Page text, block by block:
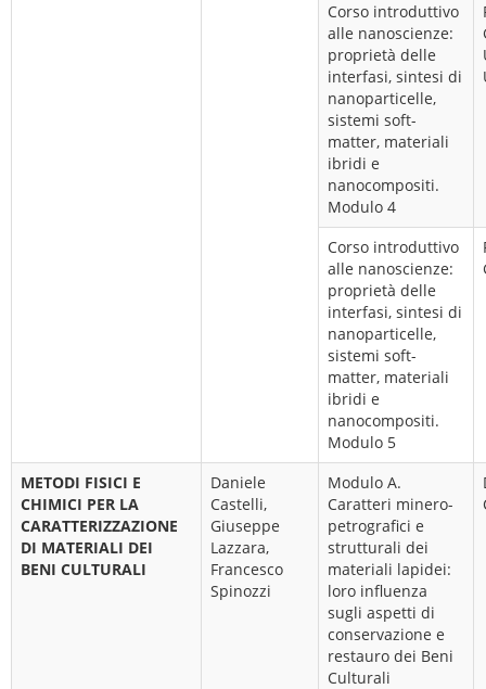
Corso introduttivo
alle nanoscienze:
proprietà delle
interfasi, sintesi di
nanoparticelle,
sistemi soft-
matter, materiali
ibridi e
nanocompositi.
Modulo 4
Corso introduttivo
alle nanoscienze:
proprietà delle
interfasi, sintesi di
nanoparticelle,
sistemi soft-
matter, materiali
ibridi e
nanocompositi.
Modulo 5
METODI FISICI E
CHIMICI PER LA
CARATTERIZZAZIONE
DI MATERIALI DEI
BENI CULTURALI
Daniele
Castelli,
Giuseppe
Lazzara,
Francesco
Spinozzi
Modulo A.
Caratteri minero-
petrografici e
strutturali dei
materiali lapidei:
loro influenza
sugli aspetti di
conservazione e
restauro dei Beni
Culturali